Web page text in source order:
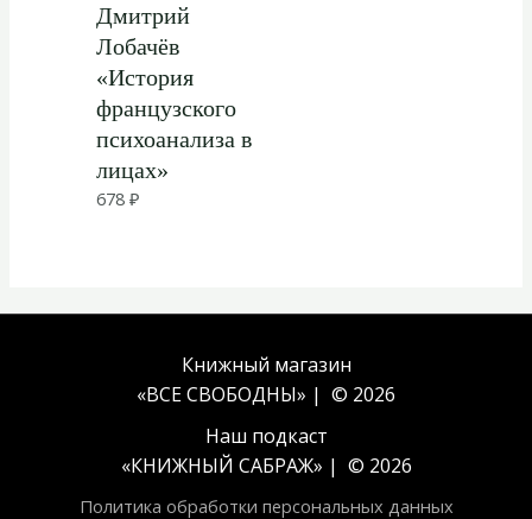
Дмитрий
Лобачёв
«История
французского
психоанализа в
лицах»
678 ₽
Книжный магазин
«ВСЕ СВОБОДНЫ» | © 2026
Наш подкаст
«КНИЖНЫЙ САБРАЖ» | © 2026
Политика обработки персональных данных